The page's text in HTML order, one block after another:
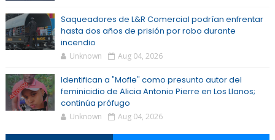
Saqueadores de L&R Comercial podrían enfrentar
hasta dos años de prisión por robo durante
incendio
Unknown Aug 04, 2026
Identifican a "Mofle" como presunto autor del
feminicidio de Alicia Antonio Pierre en Los Llanos;
continúa prófugo
Unknown Aug 04, 2026